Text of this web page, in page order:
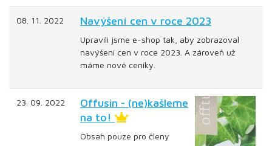
08. 11. 2022 Navýšení cen v roce 2023
Upravili jsme e-shop tak, aby zobrazoval
navýšení cen v roce 2023. A zároveň už
máme nové ceníky.
23. 09. 2022
Offusin - (ne)kašleme
na to!
Obsah pouze pro členy